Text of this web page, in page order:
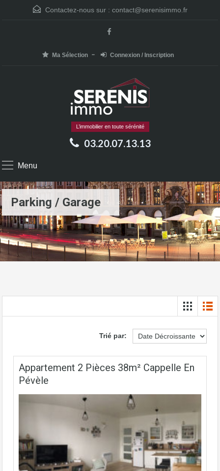
Contactez-nous sur : contact@serenisimmo.fr
Ma Sélection Connexion / Inscription
L’immobilier en toute sérénité
03.20.07.13.13
Menu
Parking / Garage
Trié par:
Appartement 2 Pièces 38m² Cappelle En
Pévèle